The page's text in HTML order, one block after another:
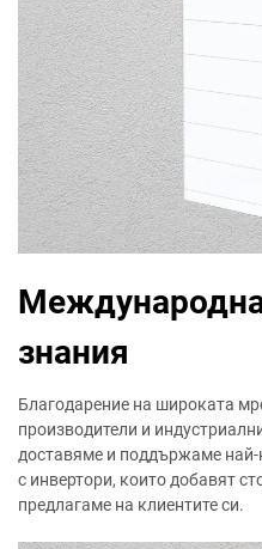
знания
Благодарение на широката
производители и
доставяме и поддържаме най-
с инвертори, които добавят
предлагаме на клиентите си.